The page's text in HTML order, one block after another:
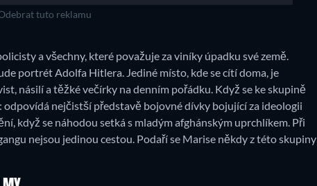
tuto reklamu
a všechny, které považuje za viníky úpadku své země.
portrét Adolfa Hitlera. Jediné místo, kde se cítí doma, je
násilí a těžké večírky na denním pořádku. Když se ke skupině
nejčistší představě bojovné dívky bojující za ideologii
když se náhodou setká s mladým afghánským uprchlíkem. Při
nejsou jedinou cestou. Podaří se Marise někdy z této skupiny